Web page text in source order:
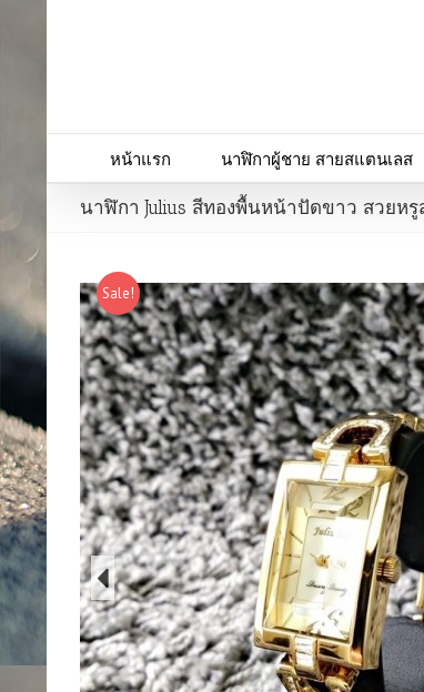
หน้าแรก นาฬิกาผู้ชาย สายสแตนเลส
นาฬิกา Julius สีทองพื้นหน้าปัดขาว สวยห
Sale!